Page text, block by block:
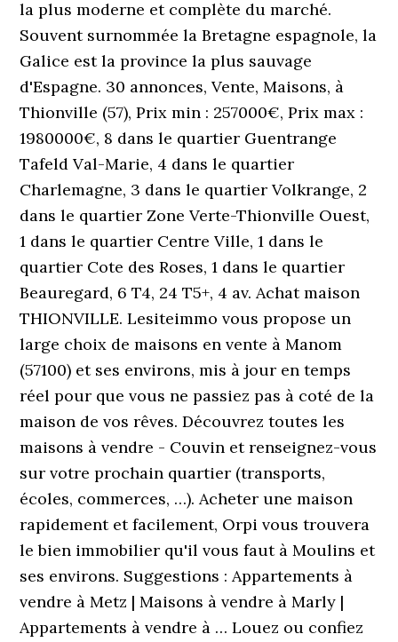
la plus moderne et complète du marché.
Souvent surnommée la Bretagne espagnole, la
Galice est la province la plus sauvage
d'Espagne. 30 annonces, Vente, Maisons, à
Thionville (57), Prix min : 257000€, Prix max :
1980000€, 8 dans le quartier Guentrange
Tafeld Val-Marie, 4 dans le quartier
Charlemagne, 3 dans le quartier Volkrange, 2
dans le quartier Zone Verte-Thionville Ouest,
1 dans le quartier Centre Ville, 1 dans le
quartier Cote des Roses, 1 dans le quartier
Beauregard, 6 T4, 24 T5+, 4 av. Achat maison
THIONVILLE. Lesiteimmo vous propose un
large choix de maisons en vente à Manom
(57100) et ses environs, mis à jour en temps
réel pour que vous ne passiez pas à coté de la
maison de vos rêves. Découvrez toutes les
maisons à vendre - Couvin et renseignez-vous
sur votre prochain quartier (transports,
écoles, commerces, …). Acheter une maison
rapidement et facilement, Orpi vous trouvera
le bien immobilier qu'il vous faut à Moulins et
ses environs. Suggestions : Appartements à
vendre à Metz | Maisons à vendre à Marly |
Appartements à vendre à … Louez ou confiez